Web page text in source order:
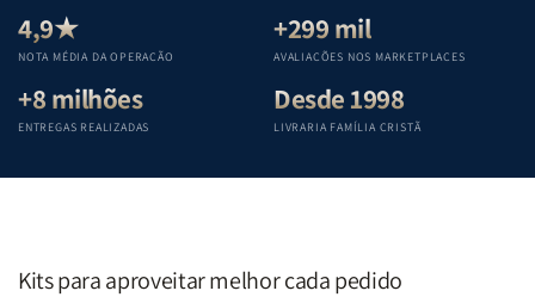
Teológica
Penkal
Penkal
Teológica
Penkal
4,9★
NOTA MÉDIA DA OPERAÇÃO
+299 mil
AVALIAÇÕES NOS MARKETPLACES
+8 milhões
ENTREGAS REALIZADAS
Desde 1998
LIVRARIA FAMÍLIA CRISTÃ
Kits para aproveitar melhor cada pedido